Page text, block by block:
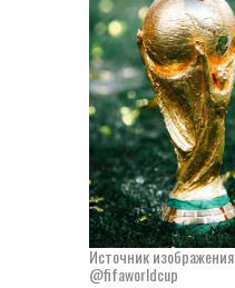
Источник изображения
@fifaworldcup